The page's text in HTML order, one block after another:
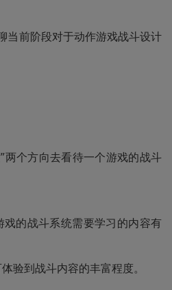
当前阶段对于动作游戏战斗设计
两个方向去看待一个游戏的战斗
的战斗系统需要学习的内容有
验到战斗内容的丰富程度。